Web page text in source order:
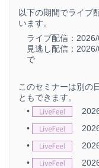
以下の期間でライブ
います。
ライブ配信：
見逃し配信：
で
このセミナーは別の
ともできます。
•
•
•
•